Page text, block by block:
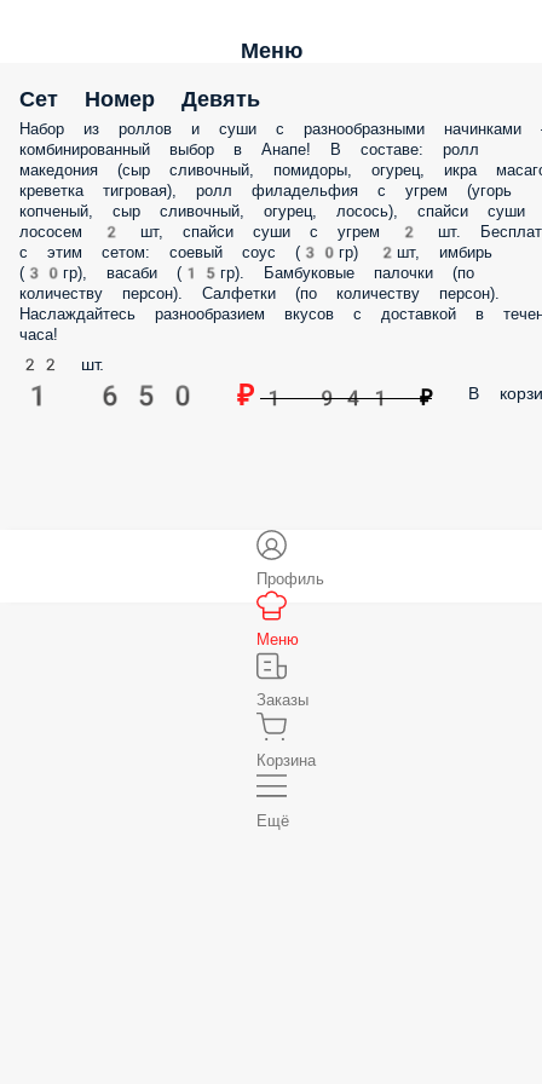
Меню
Сет Номер Девять
Набор из роллов и суши с разнообразными начинками
комбинированный выбор в Анапе! В составе: ролл
македония (сыр сливочный, помидоры, огурец, икра
креветка тигровая), ролл филадельфия с угрем (угорь
копченый, сыр сливочный, огурец, лосось), спайси суши
лососем 2 шт, спайси суши с угрем 2 шт.
с этим сетом: соевый соус (30гр) 2шт, имбирь
(30гр), васаби (15гр). Бамбуковые палочки (по
количеству персон). Салфетки (по количеству персон).
Наслаждайтесь разнообразием вкусов с доставкой в
часа!
22 шт.
1 650 ₽ 1 941 ₽ В
Профиль
Меню
Заказы
Корзина
Ещё